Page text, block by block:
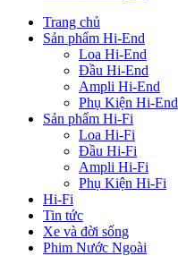
Trang chủ
Sản phẩm Hi-End
Loa Hi-End
Đầu Hi-End
Ampli Hi-End
Phụ Kiện Hi-End
Sản phẩm Hi-Fi
Loa Hi-Fi
Đầu Hi-Fi
Ampli Hi-Fi
Phụ Kiện Hi-Fi
Hi-Fi
Tin tức
Xe và đời sống
Phim Nước Ngoài